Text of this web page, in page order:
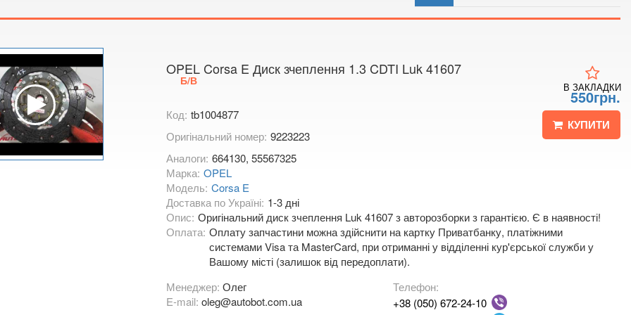
OPEL Corsa E Диск зчеплення 1.3 CDTI Luk 41607
Б/В
550грн.
КУПИТИ
В ЗАКЛАДКИ
Код: tb1004877
Оригінальний номер: 9223223
Аналоги: 664130, 55567325
Марка: OPEL
Модель: Corsa E
Доставка по Україні: 1-3 дні
Опис: Оригінальний диск зчеплення Luk 41607 з авторозборки з гарантією. Є в наявності!
Оплата: Оплату запчастини можна здійснити на картку Приватбанку, платіжними
системами Visa та MasterCard, при отриманні у відділенні кур'єрської служби у
Вашому місті (залишок від передоплати).
Менеджер: Олег
E-mail: oleg@autobot.com.ua
Телефон:
+38 (050) 672-24-10
Показати на мапі